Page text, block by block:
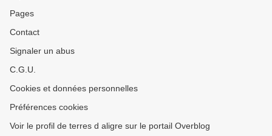
Pages
Contact
Signaler un abus
C.G.U.
Cookies et données personnelles
Préférences cookies
Voir le profil de terres d aligre sur le portail Overblog